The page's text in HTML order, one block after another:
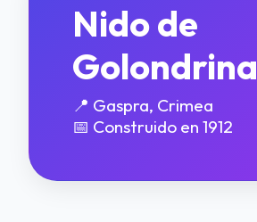
Nido de
Golondrina
📍 Gaspra, Crimea
📅 Construido en 1912